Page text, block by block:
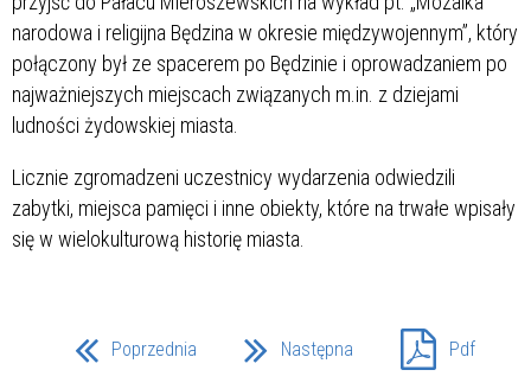
narodowa i religijna Będzina w okresie międzywojennym”, który
połączony był ze spacerem po Będzinie i oprowadzaniem po
najważniejszych miejscach związanych m.in. z dziejami
ludności żydowskiej miasta.
Licznie zgromadzeni uczestnicy wydarzenia odwiedzili
zabytki, miejsca pamięci i inne obiekty, które na trwałe wpisały
się w wielokulturową historię miasta.
Poprzednia Następna Pdf